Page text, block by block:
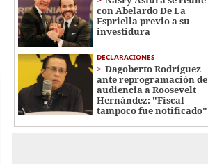
con Abelardo De La
Espriella previo a su
investidura
DECLARACIONES
Dagoberto Rodríguez
ante reprogramación de
audiencia a Roosevelt
Hernández: "Fiscal
tampoco fue notificado"